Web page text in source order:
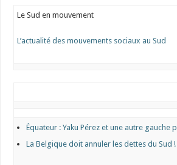
Le Sud en mouvement
L’actualité des mouvements sociaux au Sud
Équateur : Yaku Pérez et une autre gauche
La Belgique doit annuler les dettes du Sud !